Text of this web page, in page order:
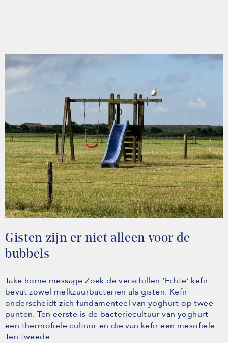
Gisten zijn er niet alleen voor de
bubbels
Take home message Zoek de verschillen ‘Echte’ kefir
bevat zowel melkzuurbacteriën als gisten. Kefir
onderscheidt zich fundamenteel van yoghurt op twee
punten. Ten eerste is de bacteriecultuur van yoghurt
een thermofiele cultuur en die van kefir een mesofiele.
Ten tweede …